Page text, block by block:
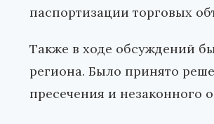
паспортизации торговых
Также в ходе обсуждений
региона. Было принято
пресечения и незаконного